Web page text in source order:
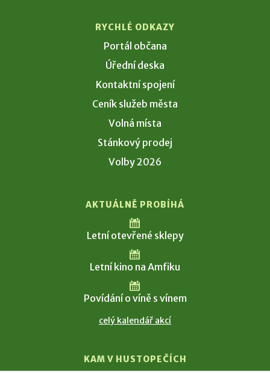
RYCHLÉ ODKAZY
Portál občana
Úřední deska
Kontaktní spojení
Ceník služeb města
Volná místa
Stánkový prodej
Volby 2026
AKTUÁLNĚ PROBÍHÁ
Letní otevřené sklepy
Letní kino na Amfiku
Povídání o víně s vínem
celý kalendář akcí
KAM V HUSTOPEČÍCH